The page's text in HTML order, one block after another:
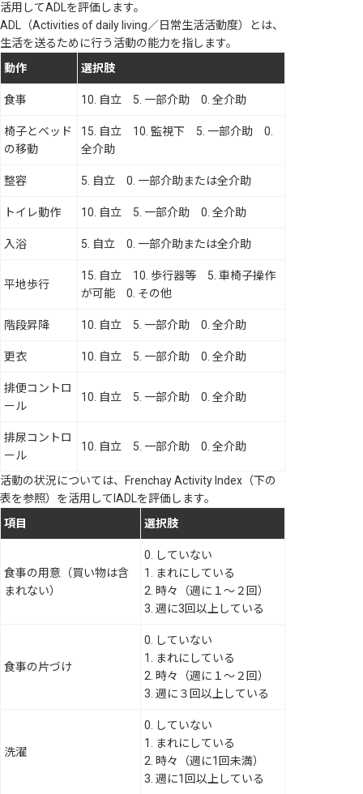
活用してADLを評価します。
ADL（Activities of daily living／日常生活活動度）とは、
生活を送るために行う活動の能力を指します。
動作
選択肢
食事 10. 自立 5. 一部介助 0. 全介助
椅子とベッド
の移動
15. 自立 10. 監視下 5. 一部介助 0.
全介助
整容 5. 自立 0. 一部介助または全介助
トイレ動作 10. 自立 5. 一部介助 0. 全介助
入浴 5. 自立 0. 一部介助または全介助
平地歩行
15. 自立 10. 歩行器等 5. 車椅子操作
が可能 0. その他
階段昇降 10. 自立 5. 一部介助 0. 全介助
更衣 10. 自立 5. 一部介助 0. 全介助
排便コントロ
ール
10. 自立 5. 一部介助 0. 全介助
排尿コントロ
ール
10. 自立 5. 一部介助 0. 全介助
活動の状況については、Frenchay Activity Index（下の
表を参照）を活用してIADLを評価します。
項目
選択肢
食事の用意（買い物は含
まれない）
0. していない
1. まれにしている
2. 時々（週に１～２回）
3. 週に3回以上している
食事の片づけ
0. していない
1. まれにしている
2. 時々（週に１～２回）
3. 週に３回以上している
洗濯
0. していない
1. まれにしている
2. 時々（週に1回未満）
3. 週に1回以上している